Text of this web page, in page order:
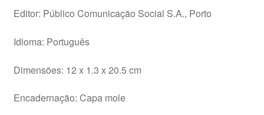
Editor: Público Comunicação Social S.A., Porto
Idioma: Português
Dimensões: 12 x 1.3 x 20.5 cm
Encadernação: Capa mole